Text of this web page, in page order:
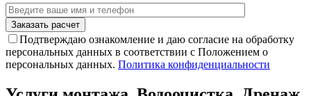
Подтверждаю ознакомление и даю согласие на обработку
персональных данных в соответствии с Положением о
персональных данных. Политика конфиденциальности